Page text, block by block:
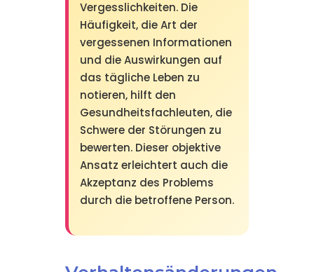
Vergesslichkeiten. Die
Häufigkeit, die Art der
vergessenen Informationen
und die Auswirkungen auf
das tägliche Leben zu
notieren, hilft den
Gesundheitsfachleuten, die
Schwere der Störungen zu
bewerten. Dieser objektive
Ansatz erleichtert auch die
Akzeptanz des Problems
durch die betroffene Person.